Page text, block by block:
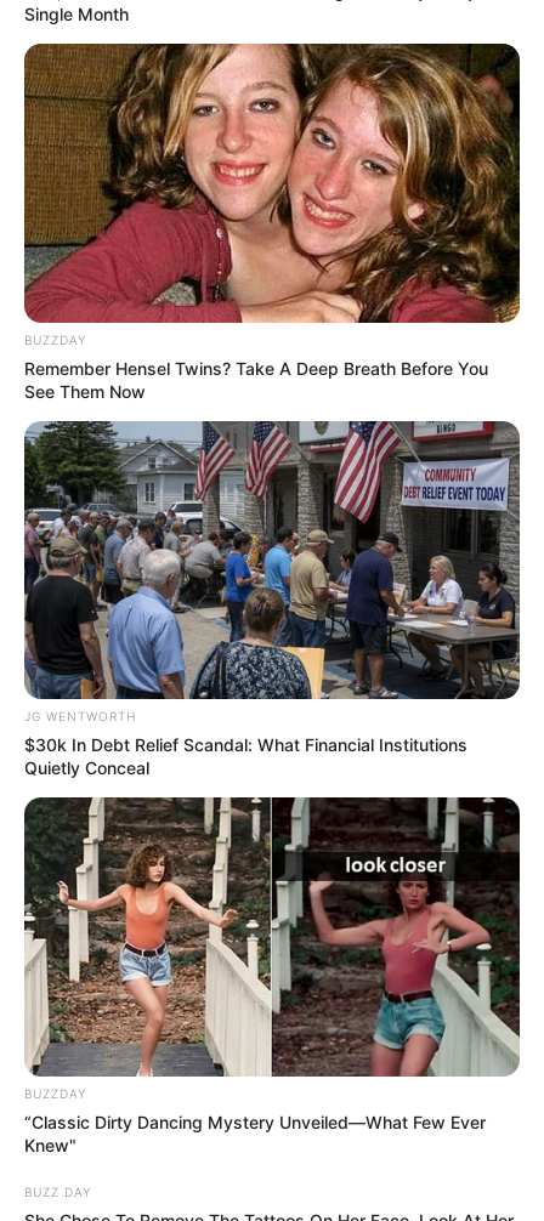
What Happened To The Blue Lagoon Cast? See
Them Now
BRAINBERRIES
You Wouldn't Believe It If It Wasn't Caught On
Camera!
เรื่องอื่นๆ ที่น่าสนใจ
ดวงรายวัน 13 กันยายน 2565
13 ก.ย. 2022
Single Month
BUZZDAY
Remember Hensel Twins? Take A Deep Breath Before You
See Them Now
JG WENTWORTH
$30k In Debt Relief Scandal: What Financial Institutions
Quietly Conceal
BUZZDAY
“Classic Dirty Dancing Mystery Unveiled—What Few Ever
Knew"
BUZZ DAY